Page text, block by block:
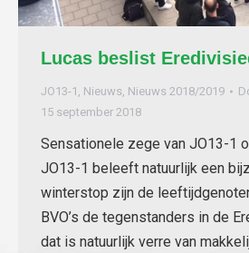
Lucas beslist
JO13-1 , Nieuws, Nieuws 2018/2019
15 september 2018
Sensationele zege van JO13-1
JO13-1 beleeft natuurlijk een
winterstop zijn de
BVO’s de tegenstanders in de
dat is natuurlijk verre van